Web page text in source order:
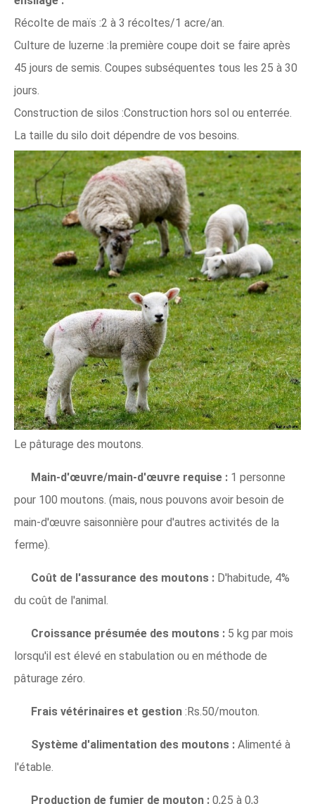
Récolte de maïs :2 à 3 récoltes/1 acre/an.
Culture de luzerne :la première coupe doit se faire après
45 jours de semis. Coupes subséquentes tous les 25 à 30
jours.
Construction de silos :Construction hors sol ou enterrée.
La taille du silo doit dépendre de vos besoins.
Le pâturage des moutons.
Main-d'œuvre/main-d'œuvre requise : 1 personne
pour 100 moutons. (mais, nous pouvons avoir besoin de
main-d'œuvre saisonnière pour d'autres activités de la
ferme).
Coût de l'assurance des moutons : D'habitude, 4%
du coût de l'animal.
Croissance présumée des moutons : 5 kg par mois
lorsqu'il est élevé en stabulation ou en méthode de
pâturage zéro.
Frais vétérinaires et gestion :Rs.50/mouton.
Système d'alimentation des moutons : Alimenté à
l'étable.
Production de fumier de mouton : 0,25 à 0,3